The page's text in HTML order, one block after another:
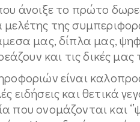
άνοιξε το πρώτο
της
μας, δίπλα μας,
και τις δικές μας
είναι
ειδήσεις και θετικά
ονομάζονται και